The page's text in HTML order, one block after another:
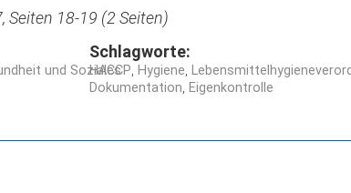
Seiten 18-19 (2 Seiten)
und Soziales
Schlagworte:
HACCP Hygiene
Dokumentation Eigenkontrolle